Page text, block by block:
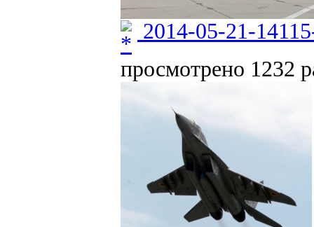
2014-05-21-
просмотрено 1232